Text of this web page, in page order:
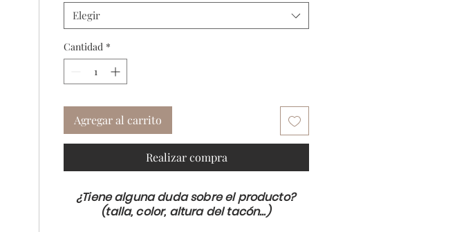
Elegir
Cantidad *
Agregar al carrito
Realizar compra
¿Tiene alguna duda sobre el producto?
(talla, color, altura del tacón...)